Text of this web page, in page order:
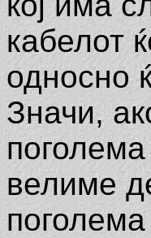
кабелот
односно
Значи,
велиме